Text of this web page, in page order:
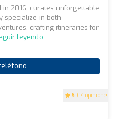
5 (14 opiniones)
in 2016, curates unforgettable
specialize in both
crafting itineraries for
leyendo